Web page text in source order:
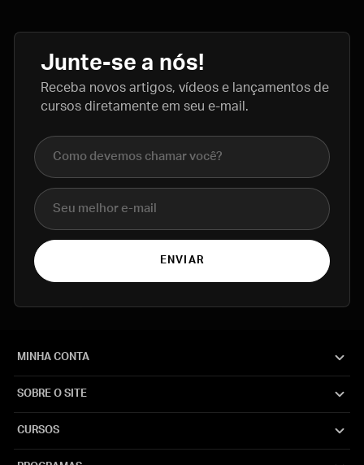
Junte-se a nós!
Receba novos artigos, vídeos e lançamentos de
cursos diretamente em seu e-mail.
Nome completo
E-mail
ENVIAR
MINHA CONTA
SOBRE O SITE
CURSOS